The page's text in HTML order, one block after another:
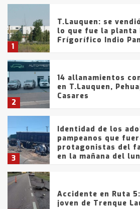
1
T.Lauquen: se
lo que fue la
Frígorífico Indio
2
14 allanamientos
en T.Lauquen,
Casares
3
Identidad de los
pampeanos que
protagonistas del
en la mañana del
Accidente en Ruta
joven de Trenque